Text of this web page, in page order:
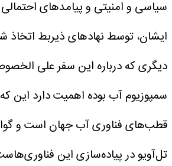
سیاسی و امنیتی و پیامدهای
ایشان، توسط نهادهای ذیربط
دیگری که درباره این سفر علی
سمپوزیوم آب بوده اهمیت دارد این
قطب‌های فناوری آب جهان است و
تل‌آویو در پیاده‌سازی این